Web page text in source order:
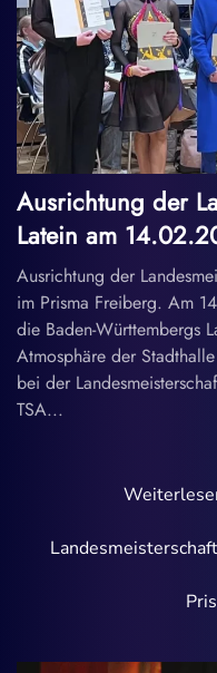
Ausrichtung der
Latein am
Ausrichtung der
im Prisma Freiberg. Am
die Baden-Württembergs
Atmosphäre der
bei der
TSA...